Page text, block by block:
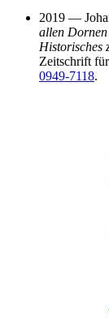
2019 —
allen
Historisches
Zeitschrift
0949-7118.